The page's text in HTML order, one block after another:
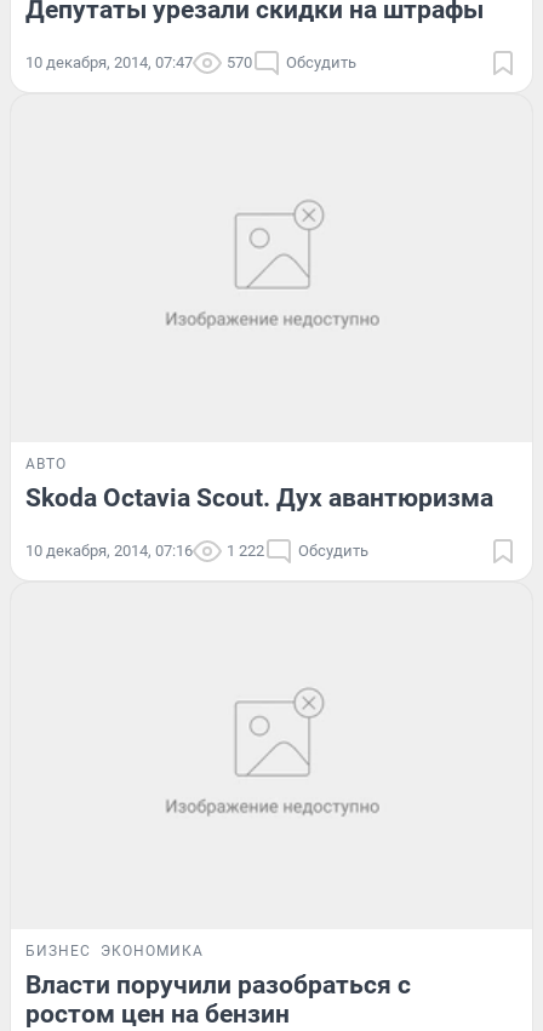
Депутаты урезали скидки на штрафы
10 декабря, 2014, 07:47 570 Обсудить
АВТО
Skoda Octavia Scout. Дух авантюризма
10 декабря, 2014, 07:16 1 222 Обсудить
БИЗНЕС ЭКОНОМИКА
Власти поручили разобраться с
ростом цен на бензин